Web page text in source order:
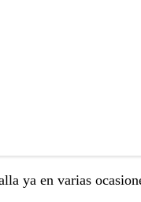
ya en varias